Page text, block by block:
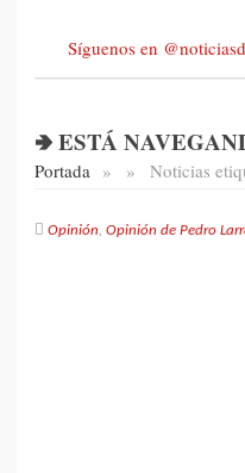
Síguenos en
🢂 ESTÁ
Portada » Noticias
»
Opinión, Opinión de Pedro